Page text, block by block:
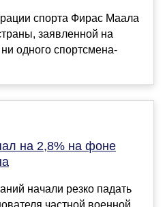
спорта Фирас Маала
заявленной на
одного спортсмена-
на 2,8% на фоне
начали резко падать
частной военной